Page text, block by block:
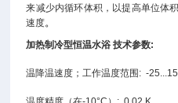
来减少内循环体积，以提高单位体
速度。
加热制冷型恒温水浴 技术参数:
温降温速度；工作温度范围: -